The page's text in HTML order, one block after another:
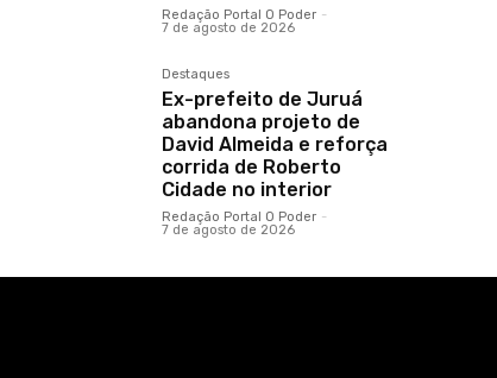
Redação Portal O Poder -
7 de agosto de 2026
Destaques
Ex-prefeito de Juruá
abandona projeto de
David Almeida e reforça
corrida de Roberto
Cidade no interior
Redação Portal O Poder -
7 de agosto de 2026